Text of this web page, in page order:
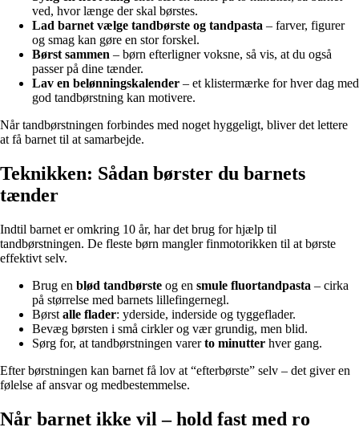
ved, hvor længe der skal børstes.
Lad barnet vælge tandbørste og tandpasta – farver, figurer
og smag kan gøre en stor forskel.
Børst sammen – børn efterligner voksne, så vis, at du også
passer på dine tænder.
Lav en belønningskalender – et klistermærke for hver dag med
god tandbørstning kan motivere.
Når tandbørstningen forbindes med noget hyggeligt, bliver det lettere
at få barnet til at samarbejde.
Teknikken: Sådan børster du barnets
tænder
Indtil barnet er omkring 10 år, har det brug for hjælp til
tandbørstningen. De fleste børn mangler finmotorikken til at børste
effektivt selv.
Brug en blød tandbørste og en smule fluortandpasta – cirka
på størrelse med barnets lillefingernegl.
Børst alle flader: yderside, inderside og tyggeflader.
Bevæg børsten i små cirkler og vær grundig, men blid.
Sørg for, at tandbørstningen varerto minutter hver gang.
Efter børstningen kan barnet få lov at “efterbørste” selv – det giver en
følelse af ansvar og medbestemmelse.
Når barnet ikke vil – hold fast med ro